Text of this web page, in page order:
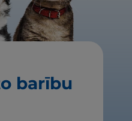
barību